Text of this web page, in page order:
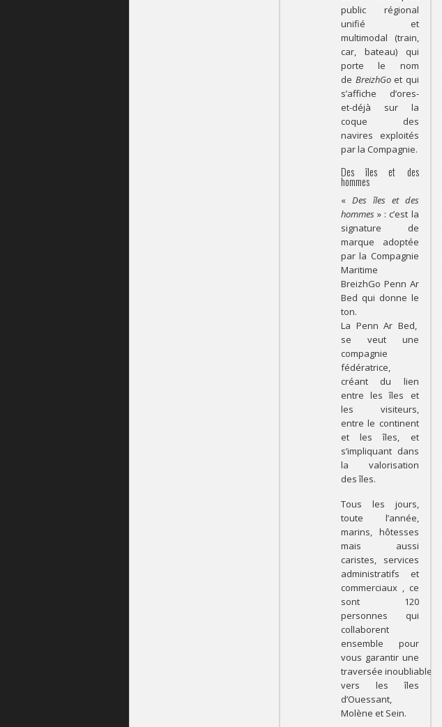
public régional
unifié et
multimodal (train,
car, bateau) qui
porte le nom
de BreizhGoet qui
s’affiche d’ores-
et-déjà sur la
coque des
navires exploités
par la Compagnie.
Des îles et des
hommes
« Des îles et des
hommes » : c’est la
signature de
marque adoptée
par la Compagnie
Maritime
BreizhGo Penn Ar
Bed qui donne le
ton.
La Penn Ar Bed,
se veut une
compagnie
fédératrice,
créant du lien
entre les îles et
les visiteurs,
entre le continent
et les îles, et
s’impliquant dans
la valorisation
des îles.
Tous les jours,
toute l’année,
marins, hôtesses
mais aussi
caristes, services
administratifs et
commerciaux , ce
sont 120
personnes qui
collaborent
ensemble pour
vous garantir une
traversée inoubliable
vers les îles
d’Ouessant,
Molène et Sein.